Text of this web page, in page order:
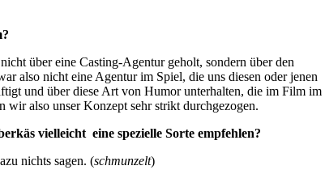
über eine Casting-Agentur geholt, sondern über den
also nicht eine Agentur im Spiel, die uns diesen oder jenen
und über diese Art von Humor unterhalten, die im Film im
wir also unser Konzept sehr strikt durchgezogen.
vielleicht eine spezielle Sorte empfehlen?
nichts sagen. (schmunzelt)